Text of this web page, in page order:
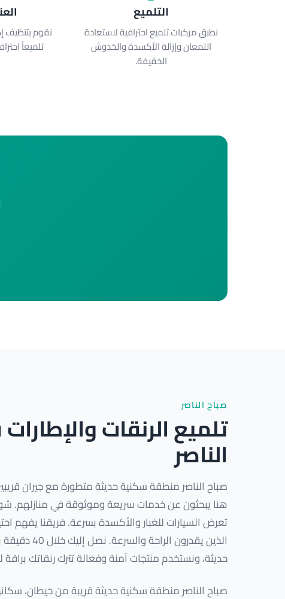
التلميع
نطبق مركبات تلميع احترافية لاستعادة
اللمعان وإزالة الأكسدة والخدوش
الخفيفة.
نقوم بتنظيف
تلميعاً
صباح الناصر
تلميع الرنقات
الناصر
صباح الناصر منطقة سكنية حديثة متطورة مع جيران
هنا يبحثون عن خدمات سريعة وموثوقة في منازلهم.
تعرض السيارات للغبار والأكسدة بسرعة. فريقنا يفهم
الذين يقدرون
حديثة، ونستخدم منتجات آمنة وفعالة تترك رنقاتك براقة
صباح الناصر منطقة سكنية حديثة قريبة من خيطان،